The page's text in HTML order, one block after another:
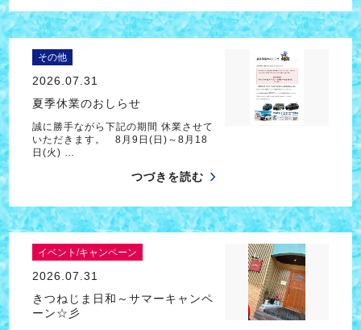
その他
2026.07.31
夏季休業のおしらせ
誠に勝手ながら下記の期間 休業させて
いただきます。 8月9日(日)～8月18
日(火) …
つづきを読む
イベント/キャンペーン
2026.07.31
きつねじま日和～サマーキャンペ
ーン☆彡